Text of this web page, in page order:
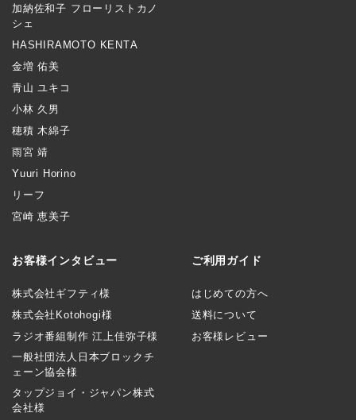
加納佐和子 フローリストカノ
シェ
HASHIRAMOTO KENTA
金増 佑美
青山 ユキコ
小林 久男
穂積 木綿子
雨宮 靖
Yuuri Horino
リーフ
宮崎 恵美子
お客様インタビュー
株式会社ギフティ様
株式会社Kotohogi様
ラジオ番組制作 江上佳弥子様
一般社団法人日本ブロックチ
ェーン協会様
タップジョイ・ジャパン株式
会社様
ご利用ガイド
はじめての方へ
送料について
お客様レビュー